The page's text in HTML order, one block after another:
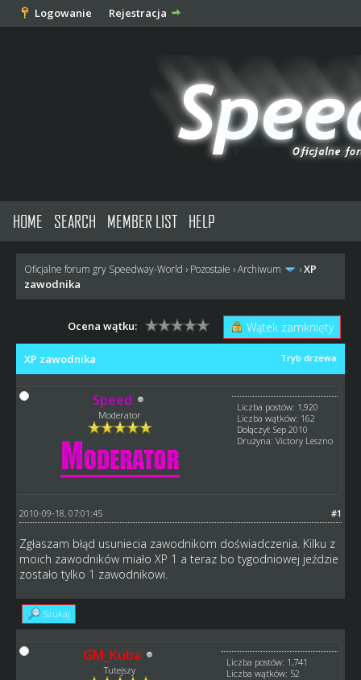
Logowanie Rejestracja
HOME SEARCH MEMBER LIST HELP
Oficjalne forum gry Speedway-World › Pozostałe ›Archiwum ›XP
zawodnika
Wątek zamknięty
Ocena wątku:
Tryb drzewa
XP zawodnika
Speed
Moderator
Liczba postów: 1,920
Liczba wątków: 162
Dołączył: Sep 2010
Drużyna: Victory Leszno
#1
2010-09-18, 07:01:45
Zgłaszam błąd usuniecia zawodnikom doświadczenia. Kilku z
moich zawodników miało XP 1 a teraz bo tygodniowej jeździe
zostało tylko 1 zawodnikowi.
Szukaj
GM_Kuba
Tutejszy
Liczba postów: 1,741
Liczba wątków: 52